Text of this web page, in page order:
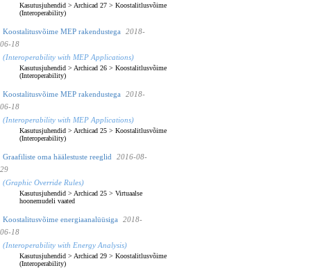
Kasutusjuhendid > Archicad 27 > Koostalitlusvõime
(Interoperability)
Koostalitusvõime MEP rakendustega
2018-
06-18
(Interoperability with MEP Applications)
Kasutusjuhendid > Archicad 26 > Koostalitlusvõime
(Interoperability)
Koostalitusvõime MEP rakendustega
2018-
06-18
(Interoperability with MEP Applications)
Kasutusjuhendid > Archicad 25 > Koostalitlusvõime
(Interoperability)
Graafiliste oma häälestuste reeglid
2016-08-
29
(Graphic Override Rules)
Kasutusjuhendid > Archicad 25 > Virtuaalse
hoonemudeli vaated
Koostalitusvõime energiaanalüüsiga
2018-
06-18
(Interoperability with Energy Analysis)
Kasutusjuhendid > Archicad 29 > Koostalitlusvõime
(Interoperability)